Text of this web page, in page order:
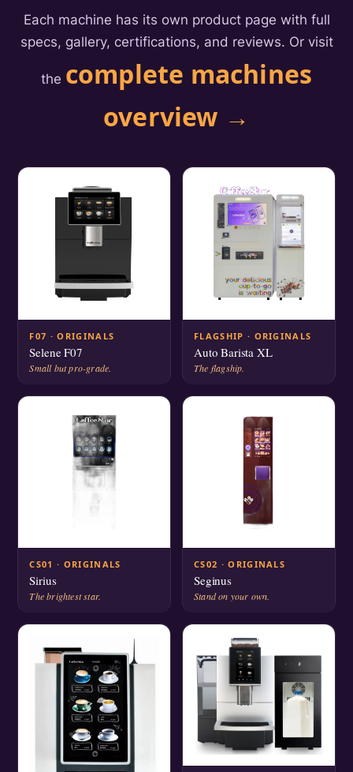
Each machine has its own product page with full
specs, gallery, certifications, and reviews. Or visit
the complete machines
overview →
F07 · ORIGINALS
Selene F07
Small but pro-grade.
FLAGSHIP · ORIGINALS
Auto Barista XL
The flagship.
CS01 · ORIGINALS
Sirius
The brightest star.
CS02 · ORIGINALS
Seginus
Stand on your own.